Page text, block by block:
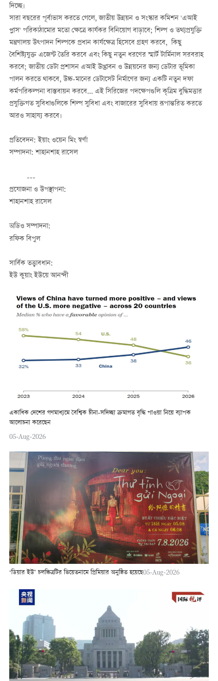
দিচ্ছে।
সারা বছরের পূর্বাভাস করতে গেলে, জাতীয় উন্নয়ন ও সংস্কার কমিশন 'এআই
প্লাস' পরিকাঠামোর মতো ক্ষেত্রে কার্যকর বিনিয়োগ বাড়াবে; শিল্প ও তথ্যপ্রযুক্তি
মন্ত্রণালয় উত্পাদন শিল্পকে প্রধান কার্যক্ষেত্র হিসেবে গ্রহণ করবে, কিছু
বৈশিষ্ট্যযুক্ত এজেন্ট তৈরি করবে এবং কিছু নতুন ধরণের স্মার্ট টার্মিনাল সরবরাহ
করবে; জাতীয় ডেটা প্রশাসন এআই উদ্ভাবন ও উন্নয়নের জন্য ডেটার ভূমিকা
পালন করতে থাকবে, উচ্চ-মানের ডেটাসেট নির্মাণের জন্য একটি নতুন দফা
কর্মপরিকল্পনা বাস্তবায়ন করবে... এই সিরিজের পদক্ষেপগুলি কৃত্রিম বুদ্ধিমত্তার
প্রযুক্তিগত সুবিধাগুলিকে শিল্প সুবিধা এবং বাজারের সুবিধায় রূপান্তরিত করতে
আরও সাহায্য করবে।
প্রতিবেদন: ইয়াং ওয়েন মিং স্বর্ণা
সম্পাদনা: শাহানশাহ রাসেল
---
প্রযোজনা ও উপস্থাপনা:
শাহানশাহ রাসেল
অডিও সম্পাদনা:
রফিক বিপুল
সার্বিক তত্ত্বাবধান:
ইউ কুয়াং ইউয়ে আনন্দী
একাধিক দেশের গণমাধ্যমে বৈশ্বিক চীনা-সদিচ্ছা ক্রমাগত বৃদ্ধি পাওয়া নিয়ে ব্যাপক
আলোচনা করেছেন
05-Aug-2026
‘ডিয়ার ইউ’ চলচ্চিত্রটির ভিয়েতনামে প্রিমিয়ার অনুষ্ঠিত হয়েছে05-Aug-2026